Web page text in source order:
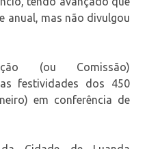
anual, mas não divulgou
(ou Comissão)
festividades dos 450
em conferência de